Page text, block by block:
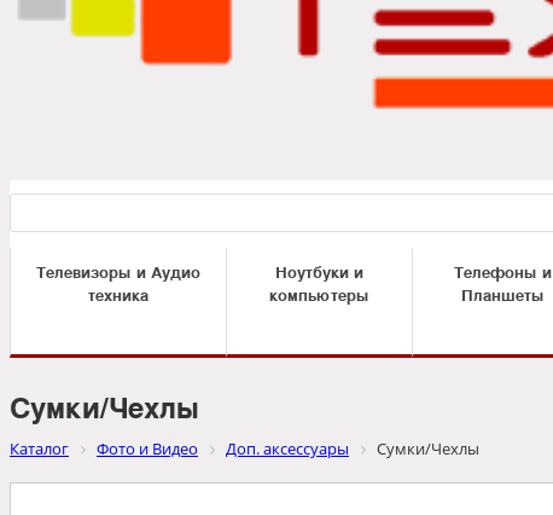
Телевизоры и Аудио
техника
Ноутбуки и
компьютеры
Телефоны и
Планшеты
Сумки/Чехлы
Каталог Фото и Видео Доп. аксессуары Сумки/Чехлы